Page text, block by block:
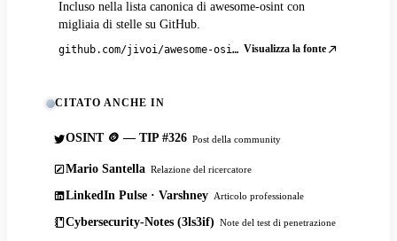
Incluso nella lista canonica di awesome-osint con
migliaia di stelle su GitHub.
github.com/jivoi/awesome-osint Visualizza la fonte
CITATO ANCHE IN
OSINT 🪙 — TIP #326 Post della community
Mario Santella Relazione del ricercatore
LinkedIn Pulse · Varshney Articolo professionale
Cybersecurity-Notes (3ls3if) Note del test di penetrazione